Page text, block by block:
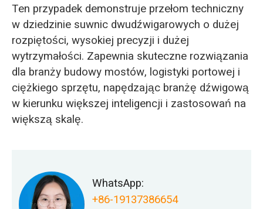
Ten przypadek demonstruje przełom techniczny
w dziedzinie suwnic dwudźwigarowych o dużej
rozpiętości, wysokiej precyzji i dużej
wytrzymałości. Zapewnia skuteczne rozwiązania
dla branży budowy mostów, logistyki portowej i
ciężkiego sprzętu, napędzając branżę dźwigową
w kierunku większej inteligencji i zastosowań na
większą skalę.
WhatsApp:
+86-19137386654